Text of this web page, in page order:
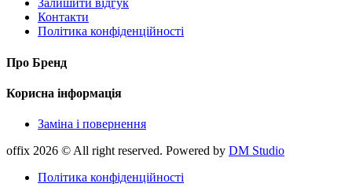
Залишити відгук
Контакти
Політика конфіденційності
Про Бренд
Корисна інформація
Заміна і повернення
offix 2026 © All right reserved. Powered by DM Studio
Політика конфіденційності